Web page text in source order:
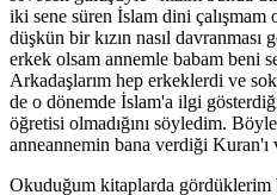
iki sene süren İslam dini
düşkün bir kızın nasıl
erkek olsam annemle babam beni
Arkadaşlarım hep erkeklerdi ve
de o dönemde İslam'a ilgi
öğretisi olmadığını söyledim.
anneannemin bana verdiği Kuran'ı
Okuduğum kitaplarda gördüklerim